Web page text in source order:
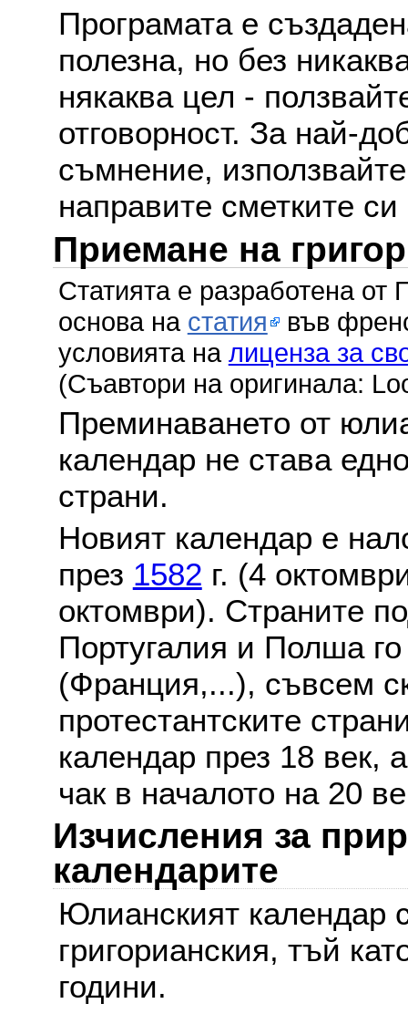
Програмата е
полезна, но без
някаква цел -
отговорност. За най-
съмнение,
направите сметките
Приемане на
Статията е разработена
основа на статия във
условията на лиценза за
(Съавтори на оригинала:
Преминаването от
календар не става
страни.
Новият календар е
през 1582 г. (4
октомври). Страните
Португалия и Полша
(Франция,...), съвсем
протестантските
календар през 18 век,
чак в началото на 20
Изчисления за
календарите
Юлианският календар
григорианския, тъй
години.